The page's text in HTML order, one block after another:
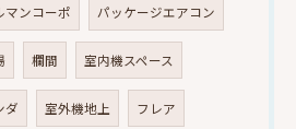
マンコーポ パッケージエアコン
欄間 室内機スペース
ダ 室外機地上 フレア